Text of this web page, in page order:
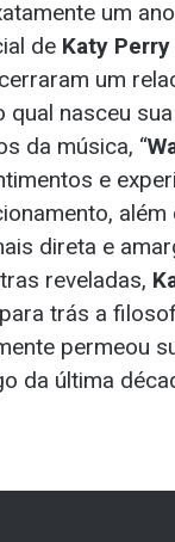
um
de Katy Perry
um
qual nasceu
da música, “
e
direta e
reveladas,
trás a
permeou
da última